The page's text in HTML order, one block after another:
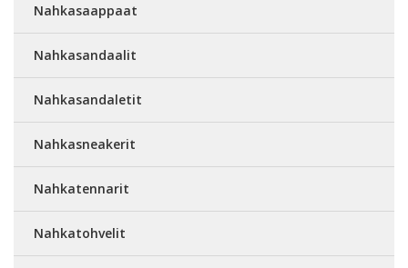
Nahkasaappaat
Nahkasandaalit
Nahkasandaletit
Nahkasneakerit
Nahkatennarit
Nahkatohvelit